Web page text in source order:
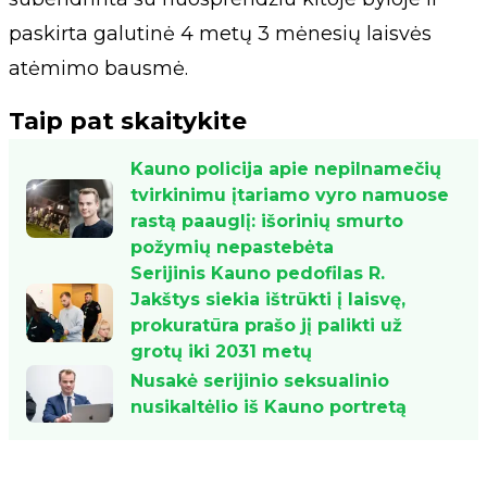
paskirta galutinė 4 metų 3 mėnesių laisvės
atėmimo bausmė.
Taip pat skaitykite
Kauno policija apie nepilnamečių
tvirkinimu įtariamo vyro namuose
rastą paauglį: išorinių smurto
požymių nepastebėta
Serijinis Kauno pedofilas R.
Jakštys siekia ištrūkti į laisvę,
prokuratūra prašo jį palikti už
grotų iki 2031 metų
Nusakė serijinio seksualinio
nusikaltėlio iš Kauno portretą